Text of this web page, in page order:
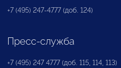
+7 (495) 247-4777 (доб. 124)
Пресс-служба
+7 (495) 247 4777 (доб. 115, 114, 113)